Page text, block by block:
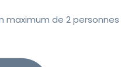
maximum de 2 personnes